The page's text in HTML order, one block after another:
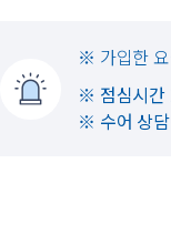
※ 가입한 요
※ 점심시간
※ 수어 상